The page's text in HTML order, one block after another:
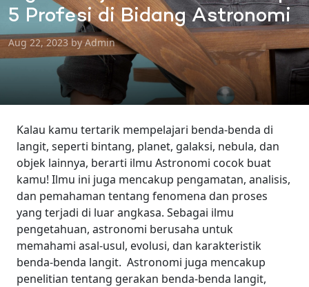
5 Profesi di Bidang Astronomi
Aug 22, 2023 by Admin
Kalau kamu tertarik mempelajari benda-benda di
langit, seperti bintang, planet, galaksi, nebula, dan
objek lainnya, berarti ilmu Astronomi cocok buat
kamu! Ilmu ini juga mencakup pengamatan, analisis,
dan pemahaman tentang fenomena dan proses
yang terjadi di luar angkasa. Sebagai ilmu
pengetahuan, astronomi berusaha untuk
memahami asal-usul, evolusi, dan karakteristik
benda-benda langit. Astronomi juga mencakup
penelitian tentang gerakan benda-benda langit,